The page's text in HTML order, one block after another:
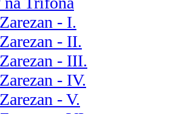
- I.
- II.
- III.
- IV.
- V.